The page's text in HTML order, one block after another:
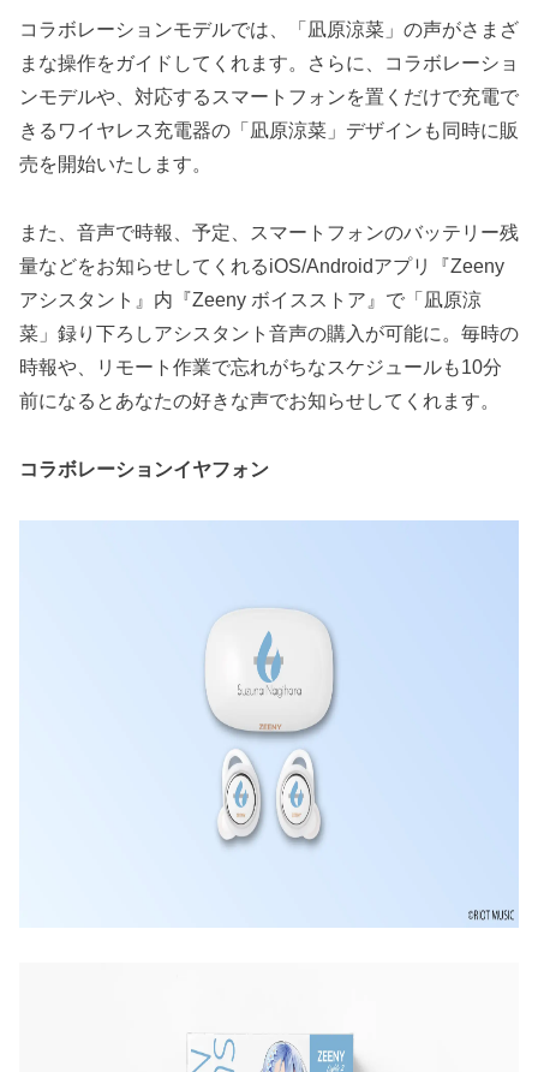
コラボレーションモデルでは、「凪原涼菜」の声がさまざ
まな操作をガイドしてくれます。さらに、コラボレーショ
ンモデルや、対応するスマートフォンを置くだけで充電で
きるワイヤレス充電器の「凪原涼菜」デザインも同時に販
売を開始いたします。
また、音声で時報、予定、スマートフォンのバッテリー残
量などをお知らせしてくれるiOS/Androidアプリ『Zeeny
アシスタント』内『Zeeny ボイスストア』で「凪原涼
菜」録り下ろしアシスタント音声の購入が可能に。毎時の
時報や、リモート作業で忘れがちなスケジュールも10分
前になるとあなたの好きな声でお知らせしてくれます。
コラボレーションイヤフォン